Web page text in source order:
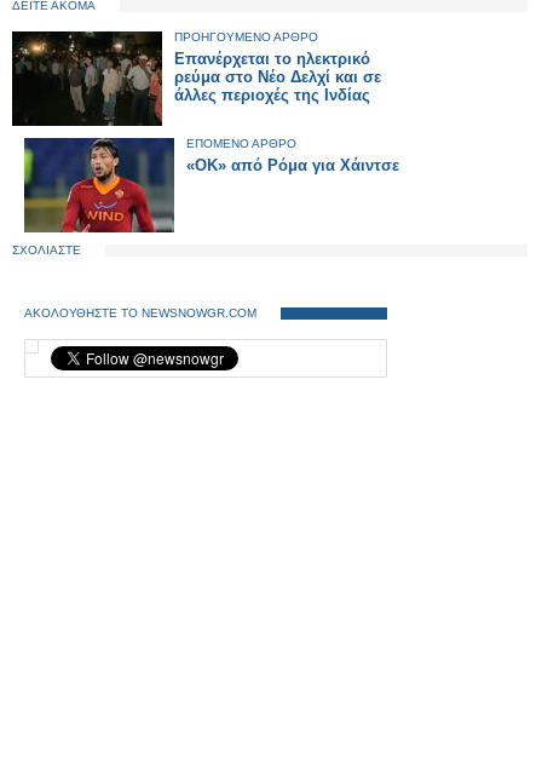
ΔΕΙΤΕ ΑΚΟΜΑ
ΠΡΟΗΓΟΥΜΕΝΟ ΑΡΘΡΟ
Επανέρχεται το ηλεκτρικό
ρεύμα στο Νέο Δελχί και σε
άλλες περιοχές της Ινδίας
ΕΠΟΜΕΝΟ ΑΡΘΡΟ
«ΟΚ» από Ρόμα για Χάιντσε
ΣΧΟΛΙΑΣΤΕ
ΑΚΟΛΟΥΘΗΣΤΕ ΤΟ NEWSNOWGR.COM